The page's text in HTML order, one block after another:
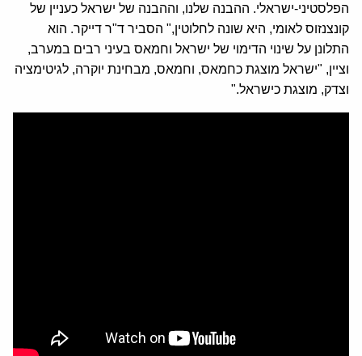
הפלסטיני-ישראלי. ההבנה שלנו, וההבנה של ישראל כעניין של
קונצנזוס לאומי, היא שונה לחלוטין," הסביר ד"ר דייקר. הוא
התלונן על שינוי הדימוי של ישראל וחמאס בעיני רבים במערב,
וציין, "ישראל מוצגת כחמאס, וחמאס, מבחינת יוקרה, לגיטימציה
וצדק, מוצגת כישראל."